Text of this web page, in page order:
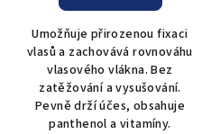
Umožňuje přirozenou fixaci
vlasů a zachovává rovnováhu
vlasového vlákna. Bez
zatěžování a vysušování.
Pevně drží účes, obsahuje
panthenol a vitamíny.